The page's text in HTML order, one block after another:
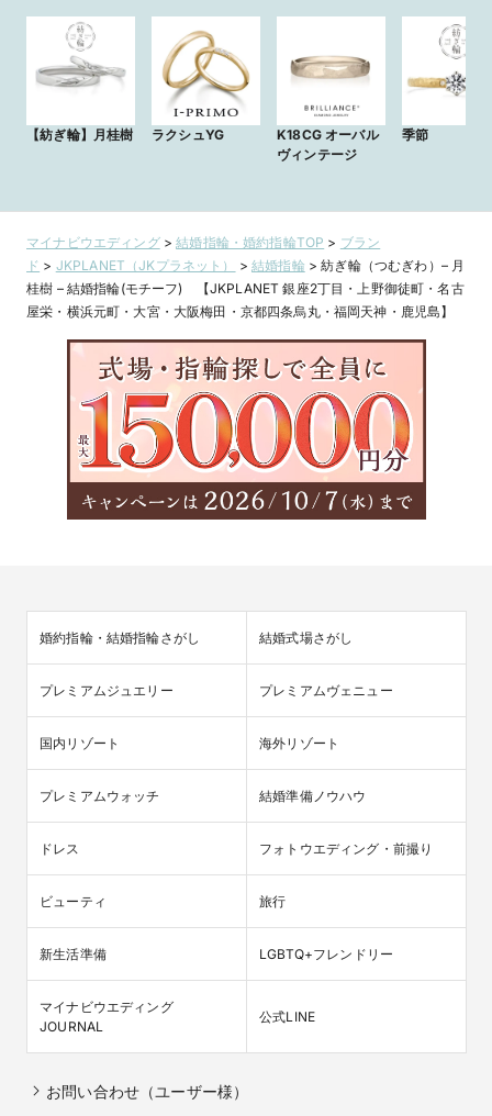
【紡ぎ輪】月桂樹 ラクシュYG
K18CG オーバル
ヴィンテージ
季節
マイナビウエディング>結婚指輪・婚約指輪TOP > ブラン
ド > JKPLANET（JKプラネット） >結婚指輪 >紡ぎ輪（つむぎわ）– 月
桂樹 – 結婚指輪(モチーフ) 【JKPLANET 銀座2丁目・上野御徒町・名古
屋栄・横浜元町・大宮・大阪梅田・京都四条烏丸・福岡天神・鹿児島】
婚約指輪・結婚指輪さがし 結婚式場さがし
プレミアムジュエリー プレミアムヴェニュー
国内リゾート 海外リゾート
プレミアムウォッチ 結婚準備ノウハウ
ドレス フォトウエディング・前撮り
ビューティ 旅行
新生活準備 LGBTQ+フレンドリー
マイナビウエディング
JOURNAL
公式LINE
お問い合わせ（ユーザー様）